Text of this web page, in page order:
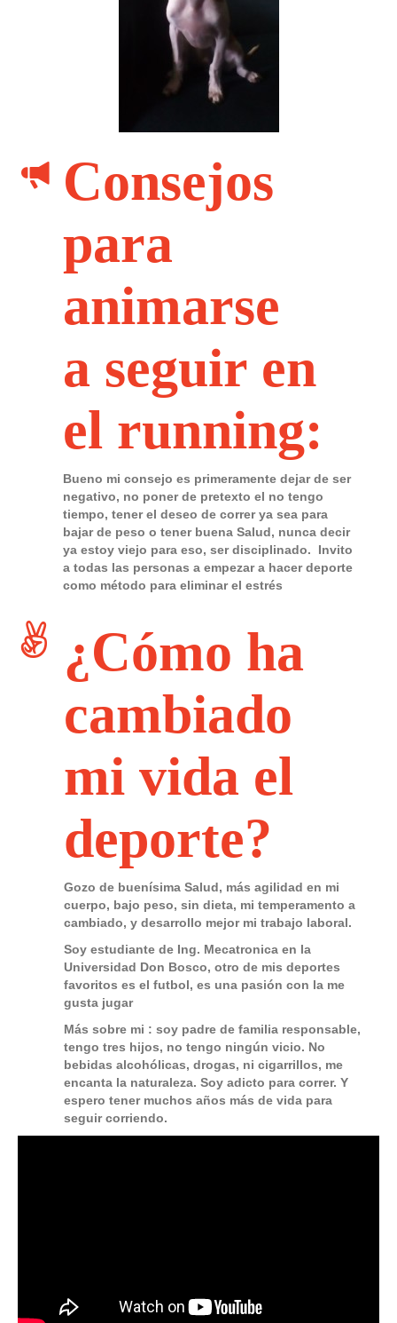
Consejos
para
animarse
a seguir en
el running:
Bueno mi consejo es primeramente dejar de ser
negativo, no poner de pretexto el no tengo
tiempo, tener el deseo de correr ya sea para
bajar de peso o tener buena Salud, nunca decir
ya estoy viejo para eso, ser disciplinado. Invito
a todas las personas a empezar a hacer deporte
como método para eliminar el estrés
¿Cómo ha
cambiado
mi vida el
deporte?
Gozo de buenísima Salud, más agilidad en mi
cuerpo, bajo peso, sin dieta, mi temperamento a
cambiado, y desarrollo mejor mi trabajo laboral.
Soy estudiante de Ing. Mecatronica en la
Universidad Don Bosco, otro de mis deportes
favoritos es el futbol, es una pasión con la me
gusta jugar
Más sobre mi : soy padre de familia responsable,
tengo tres hijos, no tengo ningún vicio. No
bebidas alcohólicas, drogas, ni cigarrillos, me
encanta la naturaleza. Soy adicto para correr. Y
espero tener muchos años más de vida para
seguir corriendo.